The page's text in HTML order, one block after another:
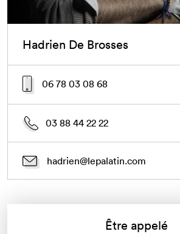
Hadrien De Brosses
06 78 03 08 68
03 88 44 22 22
hadrien@lepalatin.com
Être appelé